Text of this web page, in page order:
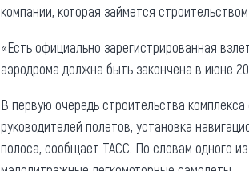
компании, которая займется
«Есть официально зарегистрированная
аэродрома должна быть закончена в июне
В первую очередь строительства
руководителей полетов, установка
полоса, сообщает ТАСС. По словам одного